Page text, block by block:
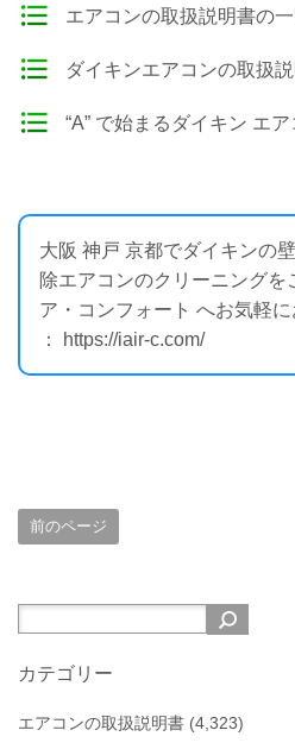
エアコンの取扱説明書の
ダイキンエアコンの取扱
“A” で始まるダイキン エ
大阪 神戸 京都でダイキンの
除エアコンのクリーニングを
ア・コンフォート へお気軽
： https://iair-c.com/
前のページ
カテゴリー
エアコンの取扱説明書 (4,323)